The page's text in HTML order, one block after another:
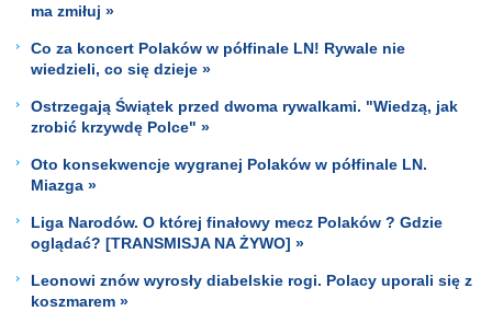
ma zmiłuj »
Co za koncert Polaków w półfinale LN! Rywale nie
wiedzieli, co się dzieje »
Ostrzegają Świątek przed dwoma rywalkami. "Wiedzą, jak
zrobić krzywdę Polce" »
Oto konsekwencje wygranej Polaków w półfinale LN.
Miazga »
Liga Narodów. O której finałowy mecz Polaków ? Gdzie
oglądać? [TRANSMISJA NA ŻYWO] »
Leonowi znów wyrosły diabelskie rogi. Polacy uporali się z
koszmarem »